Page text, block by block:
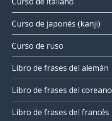
Curso de japonés (kanji)
Curso de ruso
Libro de frases del alemán
Libro de frases del coreano
Libro de frases del francés